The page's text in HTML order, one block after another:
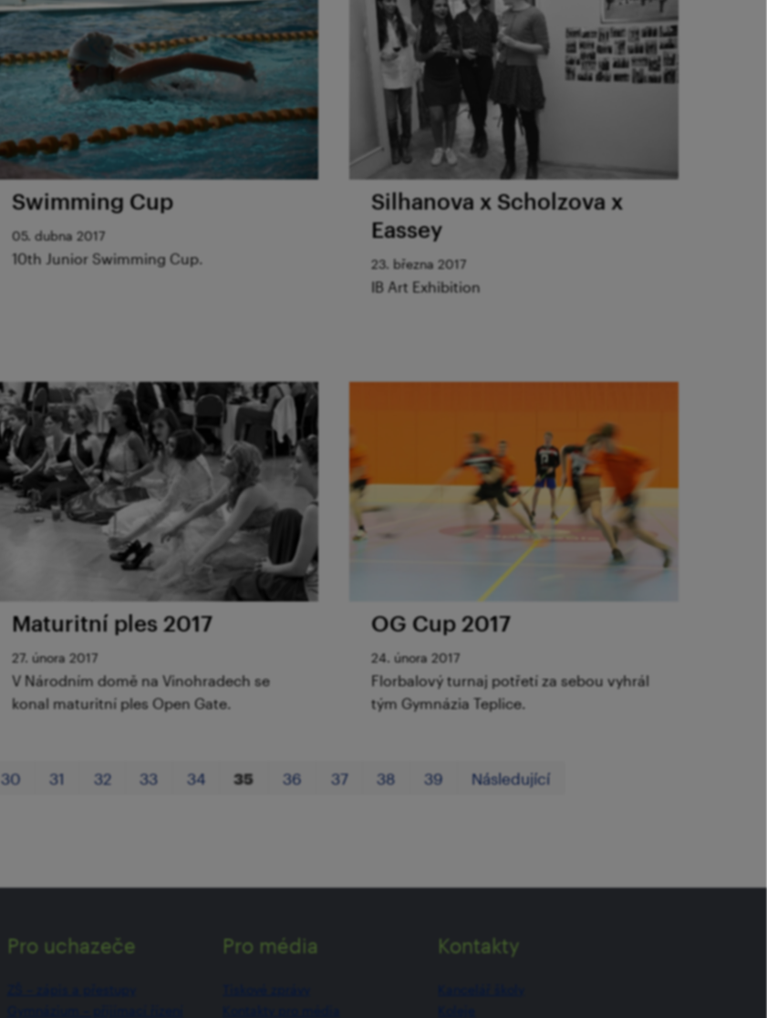
Swimming Cup
05. dubna 2017
10th Junior Swimming Cup.
Silhanova x Scholzova x
Eassey
23. března 2017
IB Art Exhibition
Maturitní ples 2017
27. února 2017
V Národním domě na Vinohradech se
konal maturitní ples Open Gate.
OG Cup 2017
24. února 2017
Florbalový turnaj potřetí za sebou vyhrál
tým Gymnázia Teplice.
30 31 32 33 34 35 36 37 38 39 Následující
Pro uchazeče Pro média Kontakty